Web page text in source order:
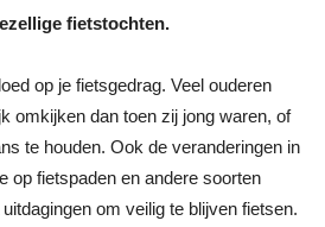
fietstochten.
op je fietsgedrag. Veel ouderen
omkijken dan toen zij jong waren, of
te houden. Ook de veranderingen in
op fietspaden en andere soorten
om veilig te blijven fietsen.